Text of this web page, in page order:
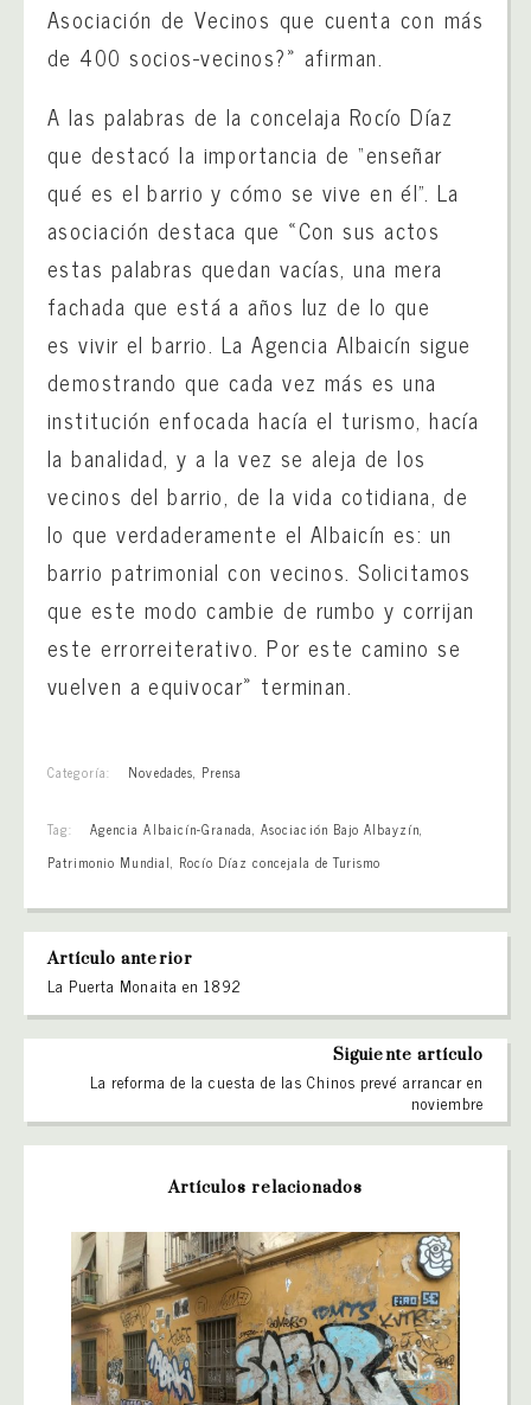
Asociación de Vecinos que cuenta con más
de 400 socios-vecinos?» afirman.
A las palabras de la concelaja Rocío Díaz
que destacó la importancia de “enseñar
qué es el barrio y cómo se vive en él”. La
asociación destaca que «Con sus actos
estas palabras quedan vacías, una mera
fachada que está a años luz de lo que
es vivir el barrio. La Agencia Albaicín sigue
demostrando que cada vez más es una
institución enfocada hacía el turismo, hacía
la banalidad, y a la vez se aleja de los
vecinos del barrio, de la vida cotidiana, de
lo que verdaderamente el Albaicín es: un
barrio patrimonial con vecinos. Solicitamos
que este modo cambie de rumbo y corrijan
este errorreiterativo. Por este camino se
vuelven a equivocar» terminan.
Categoría: Novedades, Prensa
Tag: Agencia Albaicín-Granada,Asociación Bajo Albayzín,
Patrimonio Mundial, Rocío Díaz concejala de Turismo
Artículo anterior
La Puerta Monaita en 1892
Siguiente artículo
La reforma de la cuesta de las Chinos prevé arrancar en
noviembre
Artículos relacionados